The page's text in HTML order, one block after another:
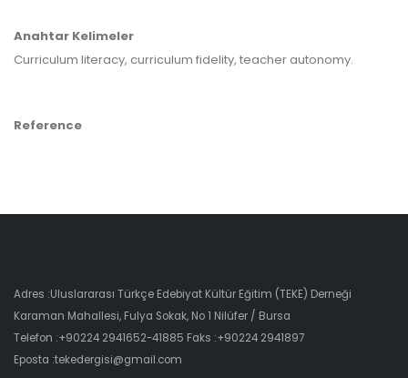
Anahtar Kelimeler
Curriculum literacy, curriculum fidelity, teacher autonomy.
Reference
Adres :Uluslararası Türkçe Edebiyat Kültür Eğitim (TEKE) Derneği
Karaman Mahallesi, Fulya Sokak, No 1 Nilüfer / Bursa
Telefon :+90224 2941652-41885 Faks :+90224 2941897
Eposta :tekedergisi@gmail.com